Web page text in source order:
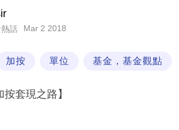
話 Mar 2 2018
加按 單位 基金，基金觀點
按套現之路】